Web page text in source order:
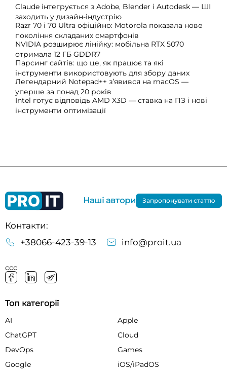
Claude інтегрується з Adobe, Blender і Autodesk — ШІ
заходить у дизайн-індустрію
Razr 70 і 70 Ultra офіційно: Motorola показала нове
покоління складаних смартфонів
NVIDIA розширює лінійку: мобільна RTX 5070
отримала 12 ГБ GDDR7
Парсинг сайтів: що це, як працює та які
інструменти використовують для збору даних
Легендарний Notepad++ з’явився на macOS —
уперше за понад 20 років
Intel готує відповідь AMD X3D — ставка на ПЗ і нові
інструменти оптимізації
Контакти:
+38066-423-39-13
info@proit.ua
ссс
Наші автори Запропонувати статтю
Топ категорії
AI
Apple
ChatGPT
Cloud
DevOps
Games
Google
iOS/iPadOS